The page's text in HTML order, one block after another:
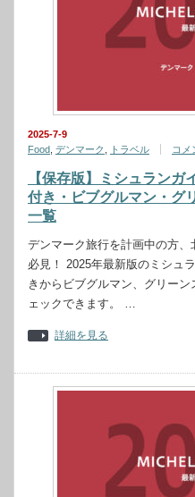
2025-7-9
Food デンマーク トラベル コメ
【保存版】ミシュランガ
付き・ビブグルマン・グ
一覧
デンマーク旅行を計画中の方
必見！ 2025年最新版のミシュ
きからビブグルマン、グリー
ェックできます。 …
詳細を見る